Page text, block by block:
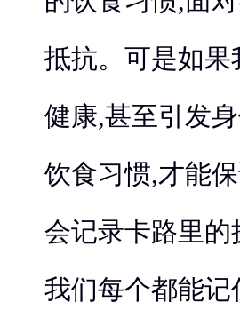
抵抗。可是如
健康,甚至引发
饮食习惯,才能
会记录卡路里
我们每个都能